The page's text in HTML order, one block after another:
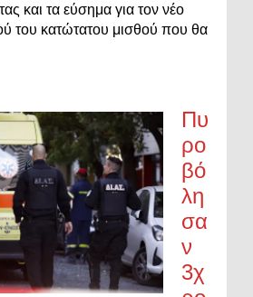
και τα εύσημα για τον νέο
του κατώτατου μισθού που θα
Πυ
ρο
βό
λη
σα
ν
3χ